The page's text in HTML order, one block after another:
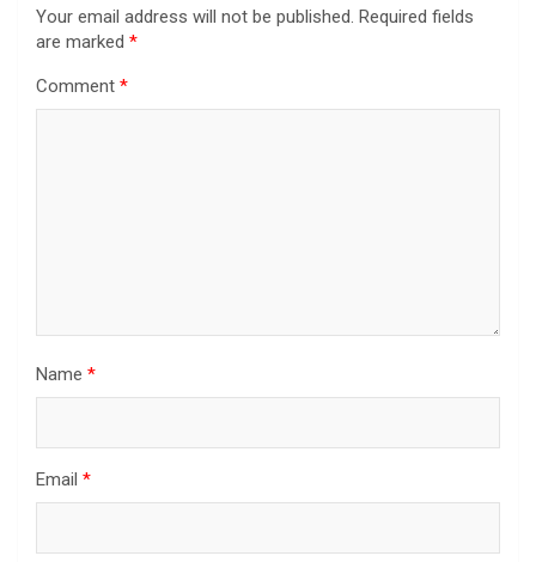
Your email address will not be published. Required fields
are marked *
Comment *
Name *
Email *